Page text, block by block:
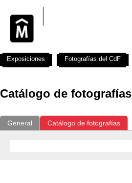
Catálogo de fotografías
General Catálogo de fotografías
Exposiciones Fotografías del CdF